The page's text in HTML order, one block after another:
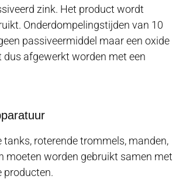
zink. Het product wordt
Onderdompelingstijden van 10
passiveermiddel maar een oxide
dus afgewerkt worden met een
tanks, roterende trommels, manden,
moeten worden gebruikt samen met
producten.